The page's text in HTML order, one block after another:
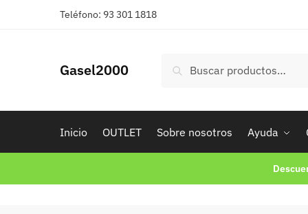
Teléfono: 93 301 1818
Gasel2000
por:
Buscar
Inicio OUTLET Sobre nosotros Ayuda